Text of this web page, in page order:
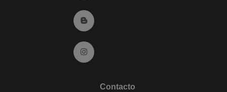
Ir al Blog (abre en ventana nueva)
Ir a Instagram (abre en ventana nueva)
Contacto